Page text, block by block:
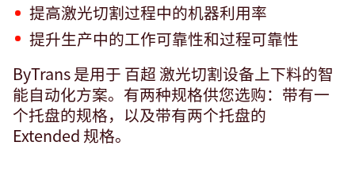
提高激光切割过程中的机器利用率
提升生产中的工作可靠性和过程可靠性
ByTrans 是用于 百超 激光切割设备上下料的智
能自动化方案。有两种规格供您选购：带有一
个托盘的规格，以及带有两个托盘的
Extended 规格。